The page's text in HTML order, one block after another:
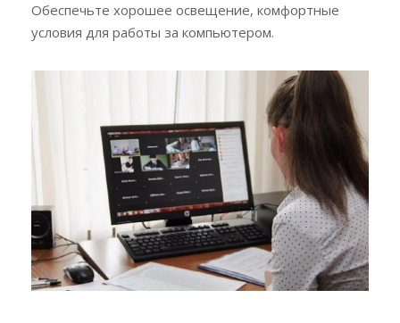
Обеспечьте хорошее освещение, комфортные
условия для работы за компьютером.